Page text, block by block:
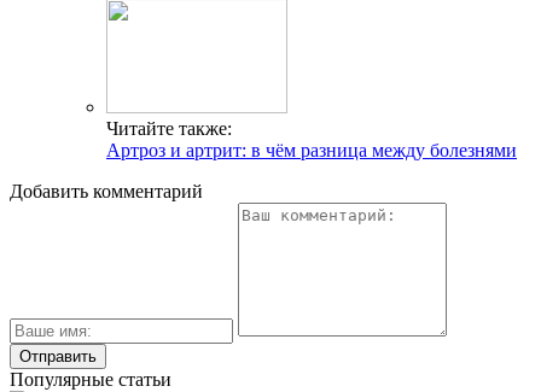
Читайте также:
Артроз и артрит: в чём разница между болезнями
Добавить комментарий
Популярные статьи